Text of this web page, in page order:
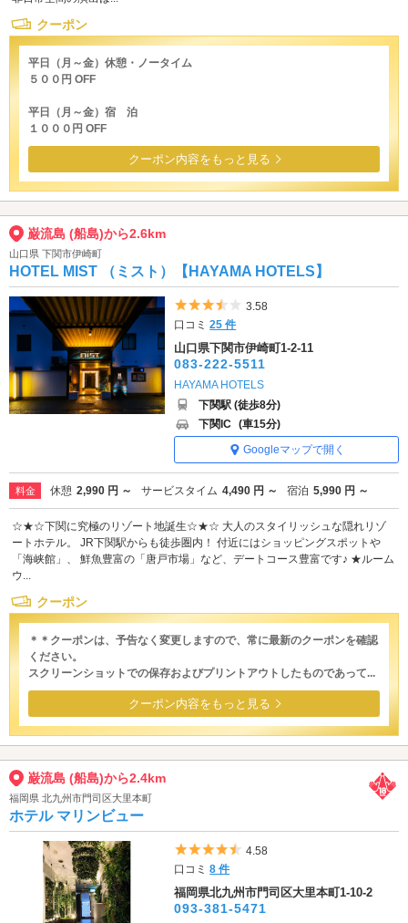
クーポン
平日（月～金）休憩・ノータイム
５００円 OFF
平日（月～金）宿 泊
１０００円 OFF
クーポン内容をもっと見る
巌流島 (船島)から2.6km
山口県 下関市伊崎町
HOTEL MIST （ミスト）【HAYAMA HOTELS】
5つ星のうち3.5
3.58
口コミ25 件
山口県下関市伊崎町1-2-11
083-222-5511
HAYAMA HOTELS
下関駅 (徒歩8分)
下関IC (車15分)
Googleマップで開く
料金 休憩 2,990 円 ～ サービスタイム 4,490 円 ～ 宿泊 5,990 円 ～
☆★☆下関に究極のリゾート地誕生☆★☆ 大人のスタイリッシュな隠れリゾ
ートホテル。 JR下関駅からも徒歩圏内！ 付近にはショッピングスポットや
「海峡館」、 鮮魚豊富の「唐戸市場」など、デートコース豊富です♪ ★ルーム
ウ...
クーポン
＊＊クーポンは、予告なく変更しますので、常に最新のクーポンを確認
ください。
スクリーンショットでの保存およびプリントアウトしたものであって...
クーポン内容をもっと見る
巌流島 (船島)から2.4km
福岡県 北九州市門司区大里本町
ホテル マリンビュー
5つ星のうち4.5
4.58
口コミ8 件
福岡県北九州市門司区大里本町1-10-2
093-381-5471